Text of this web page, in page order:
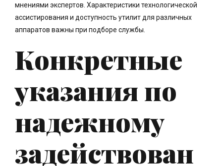
мнениями экспертов. Характеристики технологической
ассистирования и доступность утилит для различных
аппаратов важны при подборе службы.
Конкретные
указания по
надежному
задействован